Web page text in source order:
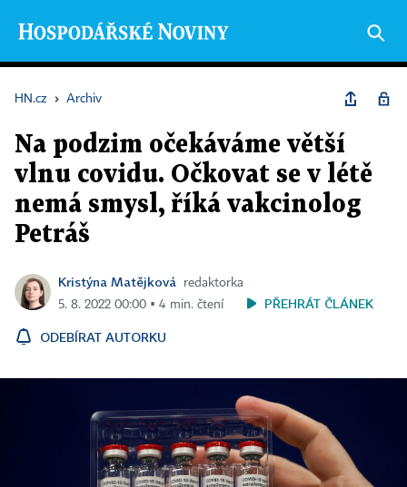
HN.cz › Archiv
Na podzim očekáváme větší
vlnu covidu. Očkovat se v létě
nemá smysl, říká vakcinolog
Petráš
Kristýna Matějková
redaktorka
5. 8. 2022 00:00 ▪ 4 min. čtení
PŘEHRÁT ČLÁNEK
ODEBÍRAT AUTORKU